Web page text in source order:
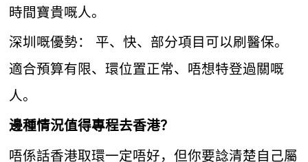
時間寶貴嘅人。
深圳嘅優勢： 平、快、部分項目可以刷醫保。
適合預算有限、環位置正常、唔想特登過關嘅
人。
邊種情況值得專程去香港？
唔係話香港取環一定唔好，但你要諗清楚自己屬